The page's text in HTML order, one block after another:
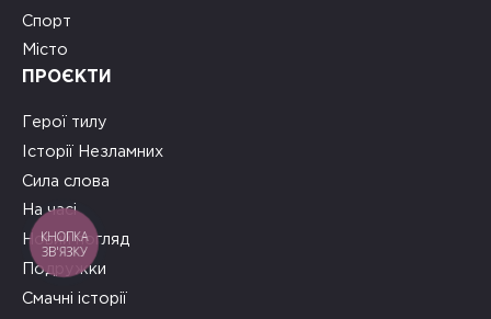
Спорт
Місто
ПРОЄКТИ
Герої тилу
Історії Незламних
Сила слова
На часі
Новий погляд
Подружки
Смачні історії
КНОПКА
ЗВ'ЯЗКУ